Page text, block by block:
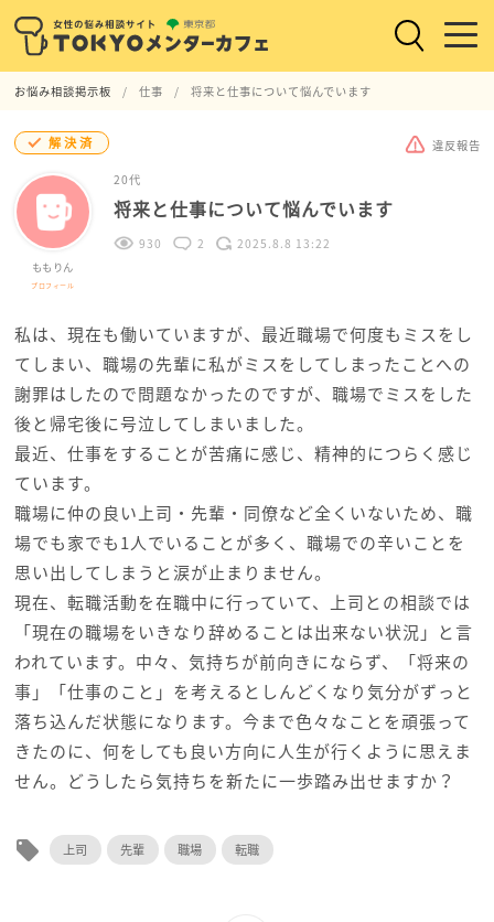
お悩み相談掲示板 仕事 将来と仕事について悩んでいます
解決済 違反報告
ももりん
プロフィール
20代
将来と仕事について悩んでいます
930 2 2025.8.8 13:22
私は、現在も働いていますが、最近職場で何度もミスをし
てしまい、職場の先輩に私がミスをしてしまったことへの
謝罪はしたので問題なかったのですが、職場でミスをした
後と帰宅後に号泣してしまいました。
最近、仕事をすることが苦痛に感じ、精神的につらく感じ
ています。
職場に仲の良い上司・先輩・同僚など全くいないため、職
場でも家でも1人でいることが多く、職場での辛いことを
思い出してしまうと涙が止まりません。
現在、転職活動を在職中に行っていて、上司との相談では
「現在の職場をいきなり辞めることは出来ない状況」と言
われています。中々、気持ちが前向きにならず、「将来の
事」「仕事のこと」を考えるとしんどくなり気分がずっと
落ち込んだ状態になります。今まで色々なことを頑張って
きたのに、何をしても良い方向に人生が行くように思えま
せん。どうしたら気持ちを新たに一歩踏み出せますか？
local_offer 上司 先輩 職場 転職